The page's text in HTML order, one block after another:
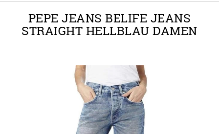
PEPE JEANS BELIFE JEANS
STRAIGHT HELLBLAU DAMEN